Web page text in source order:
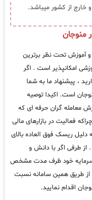
منوجان
آموزش تحت نظر برترین
امکانپذیر است . اگر
، پیشنهاد ما به شما
است. اکیدا توصیه
معامله گران حرفه ای که
فعالیت در بازارهای مالی
ریسک فوق العاده بالای
طرفی اگر با دانش و
سرمایه خود ظرف مدت مشخص
از طریق همین سامانه نسبت
اقدام نمایید.